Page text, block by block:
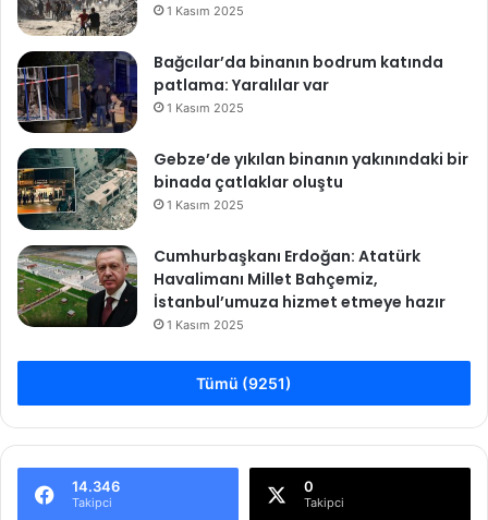
y
s
ü
r
e
b
l
i
r
1 Kasım 2025
Bağcılar’da binanın bodrum katında
patlama: Yaralılar var
1 Kasım 2025
Gebze’de yıkılan binanın yakınındaki bir
binada çatlaklar oluştu
1 Kasım 2025
Cumhurbaşkanı Erdoğan: Atatürk
Havalimanı Millet Bahçemiz,
İstanbul’umuza hizmet etmeye hazır
1 Kasım 2025
Tümü (9251)
14.346
Takipci
0
Takipci